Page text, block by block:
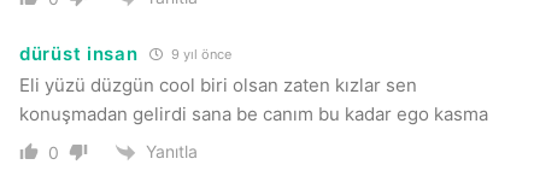
dürüst insan 9 yıl önce
Eli yüzü düzgün cool biri olsan zaten kızlar sen
konuşmadan gelirdi sana be canım bu kadar ego kasma
0 Yanıtla